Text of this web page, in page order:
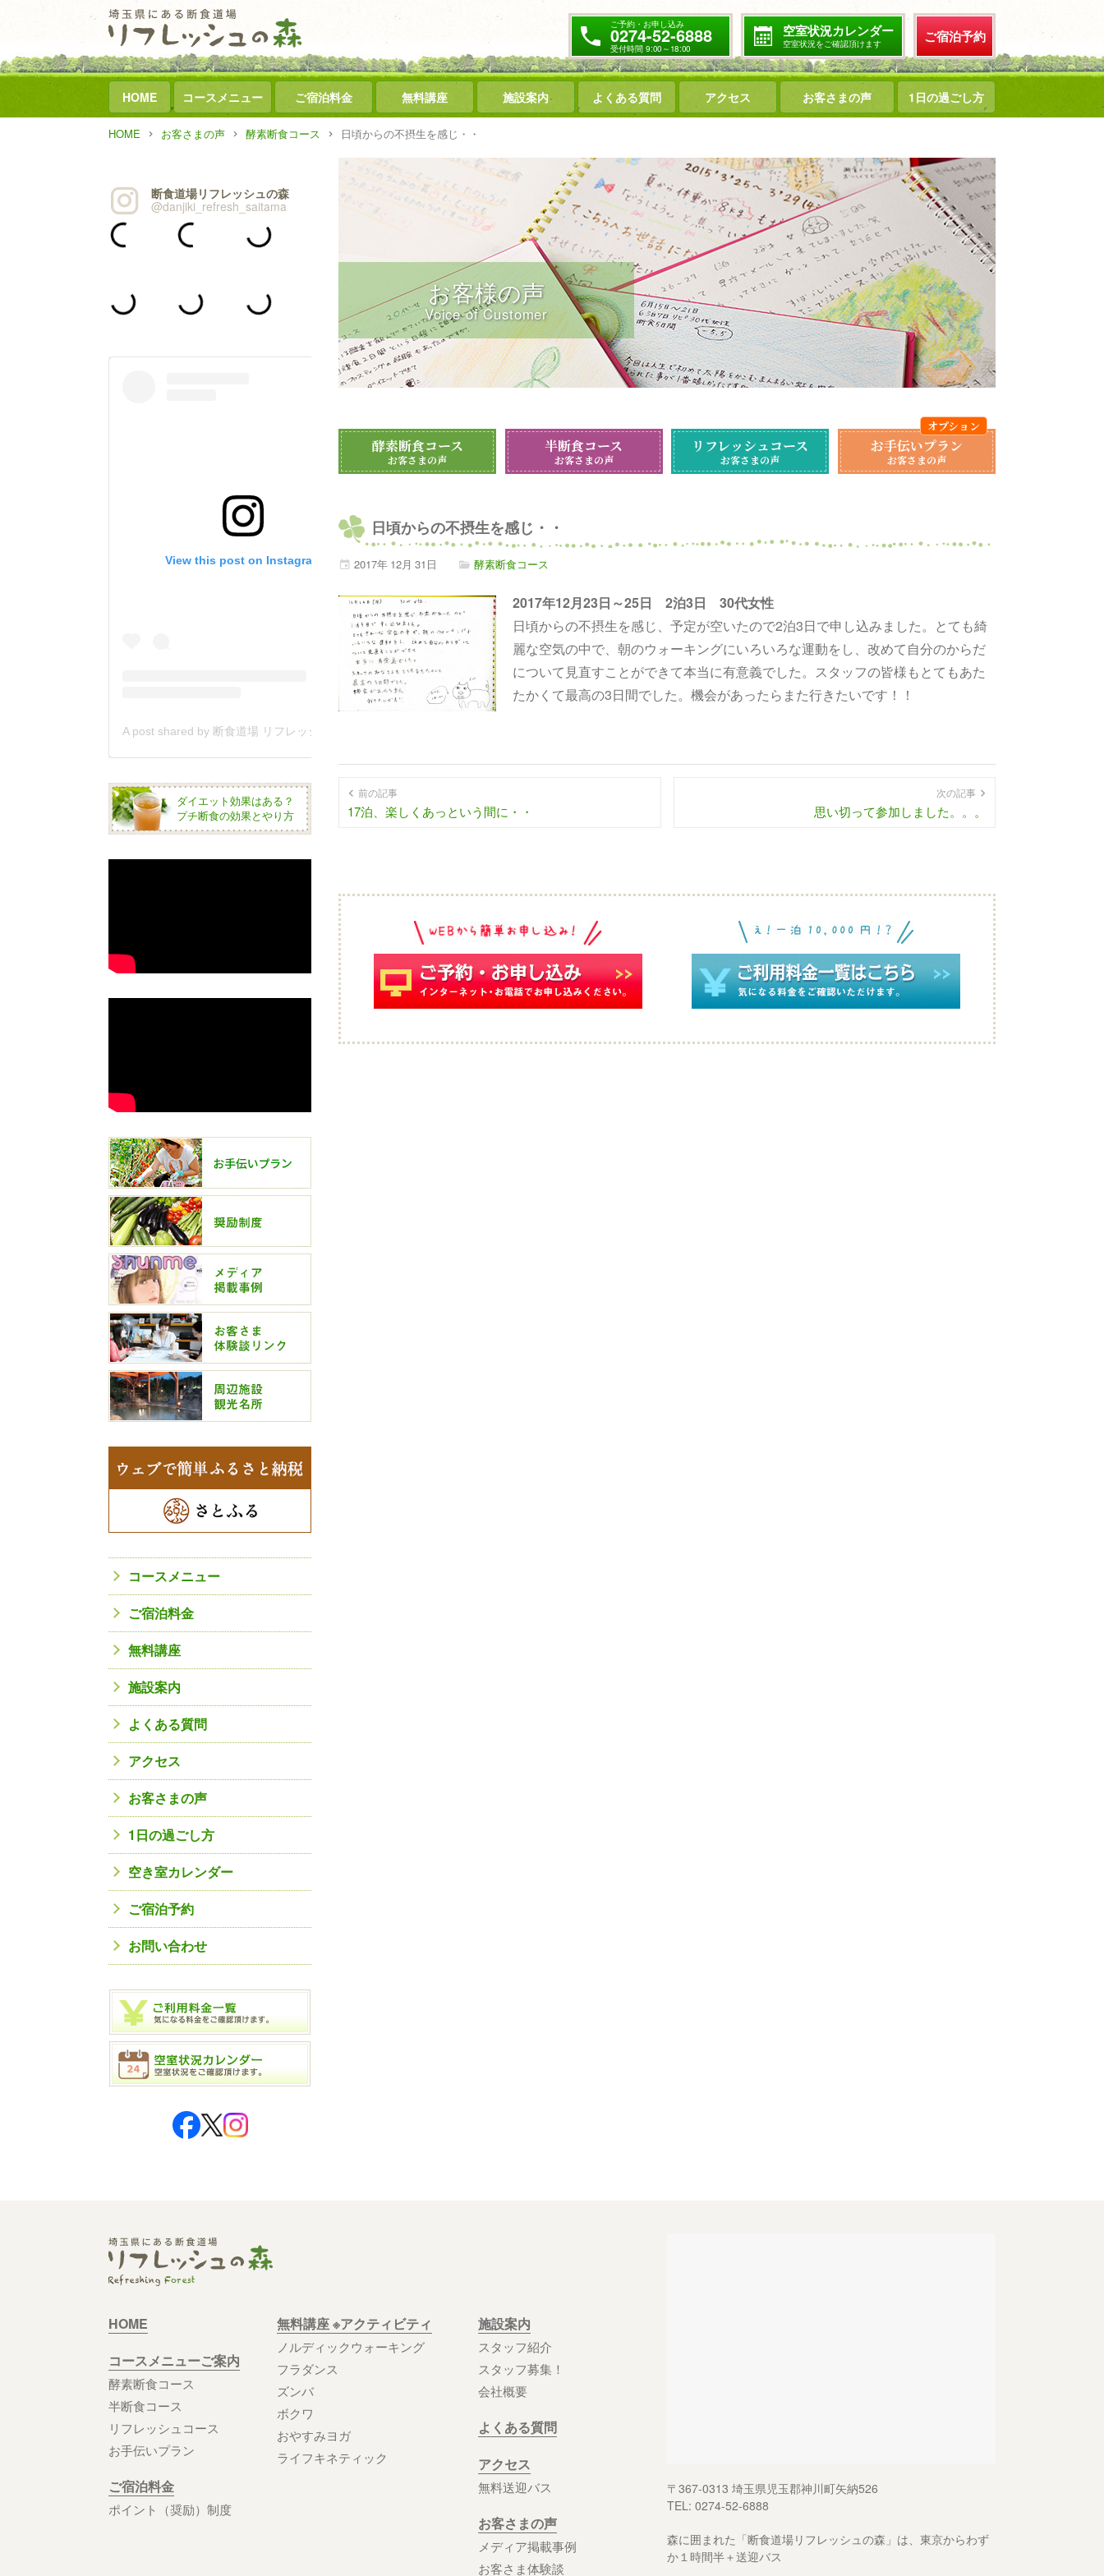
ご予約・お申し込み
0274-52-6888
受付時間 9:00～18:00
空室状況カレンダー
空室状況をご確認頂けます ご宿泊予約
HOME コースメニュー ご宿泊料金 無料講座 施設案内 よくある質問 アクセス お客さまの声 1日の過ごし方
HOME お客さまの声 酵素断食コース 日頃からの不摂生を感じ・・
お客様の声
Voice of Customer
酵素断食コース
お客さまの声
半断食コース
お客さまの声
リフレッシュコース
お客さまの声
お手伝いプラン
お客さまの声
日頃からの不摂生を感じ・・
2017年 12月 31日 酵素断食コース
2017年12月23日～25日 2泊3日 30代女性
日頃からの不摂生を感じ、予定が空いたので2泊3日で申し込みました。とても綺
麗な空気の中で、朝のウォーキングにいろいろな運動をし、改めて自分のからだ
について見直すことができて本当に有意義でした。スタッフの皆様もとてもあた
たかくて最高の3日間でした。機会があったらまた行きたいです！！
前の記事
17泊、楽しくあっという間に・・
次の記事
思い切って参加しました。。。
断食道場リフレッシュの森
@danjiki_refresh_saitama
View this post on Instagram
ダイエット効果はある？
プチ断食の効果とやり方
コースメニュー
ご宿泊料金
無料講座
施設案内
よくある質問
アクセス
お客さまの声
1日の過ごし方
空き室カレンダー
ご宿泊予約
お問い合わせ
HOME
コースメニューご案内
酵素断食コース
半断食コース
リフレッシュコース
お手伝いプラン
ご宿泊料金
ポイント（奨励）制度
無料講座 ※アクティビティ
ノルディックウォーキング
フラダンス
ズンバ
ボクワ
おやすみヨガ
ライフキネティック
施設案内
スタッフ紹介
スタッフ募集！
会社概要
よくある質問
アクセス
無料送迎バス
お客さまの声
メディア掲載事例
お客さま体験談
〒367-0313 埼玉県児玉郡神川町矢納526
TEL: 0274-52-6888
森に囲まれた「断食道場リフレッシュの森」は、東京からわず
か１時間半＋送迎バス